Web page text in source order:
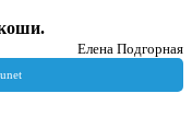
Елена Подгорная